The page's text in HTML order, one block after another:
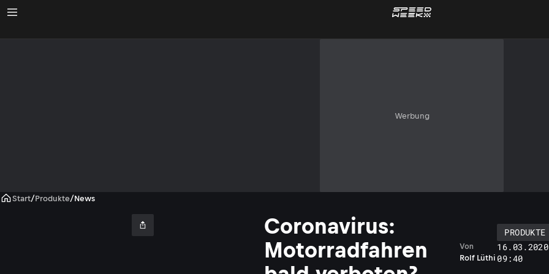
Werbung
Start/Produkte/News
Coronavirus:
Motorradfahren
Rolf Lüthi
Von
PRODUKTE
09:40